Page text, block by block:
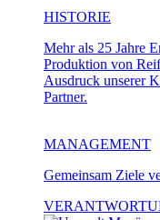
HISTORIE
Mehr als 25 Jahre
Produktion von
Ausdruck unserer
Partner.
MANAGEMENT
Gemeinsam Ziele